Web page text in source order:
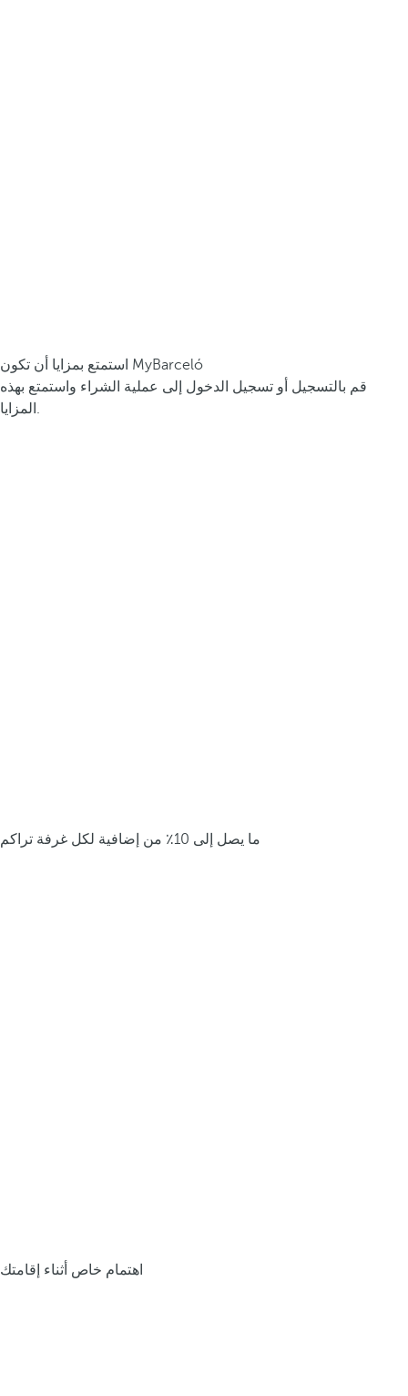
استمتع بمزايا أن تكون MyBarceló
قم بالتسجيل أو تسجيل الدخول إلى عملية الشراء واستمتع بهذه
المزايا.
ما يصل إلى 10٪ من إضافية لكل غرفة تراكم
اهتمام خاص أثناء إقامتك